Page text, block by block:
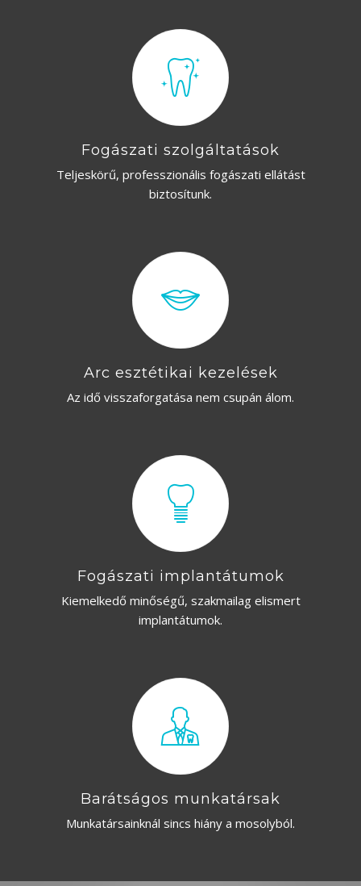
Fogászati szolgáltatások
Teljeskörű, professzionális fogászati ellátást
biztosítunk.
Arc esztétikai kezelések
Az idő visszaforgatása nem csupán álom.
Fogászati implantátumok
Kiemelkedő minőségű, szakmailag elismert
implantátumok.
Barátságos munkatársak
Munkatársainknál sincs hiány a mosolyból.